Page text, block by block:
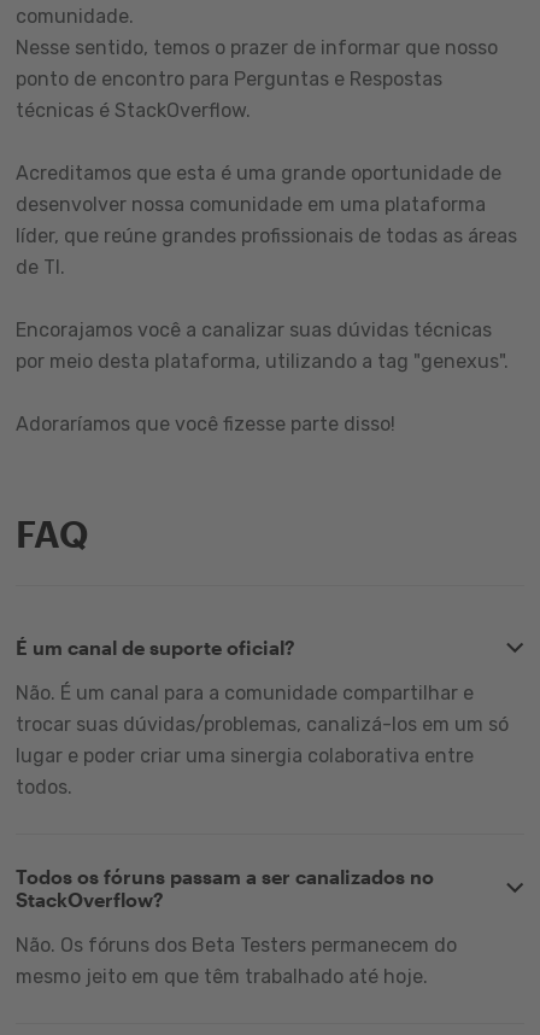
comunidade.
Nesse sentido, temos o prazer de informar que nosso
ponto de encontro para Perguntas e Respostas
técnicas é StackOverflow.
Acreditamos que esta é uma grande oportunidade de
desenvolver nossa comunidade em uma plataforma
líder, que reúne grandes profissionais de todas as áreas
de TI.
Encorajamos você a canalizar suas dúvidas técnicas
por meio desta plataforma, utilizando a tag "genexus".
Adoraríamos que você fizesse parte disso!
FAQ
É um canal de suporte oficial?
Não. É um canal para a comunidade compartilhar e
trocar suas dúvidas/problemas, canalizá-los em um só
lugar e poder criar uma sinergia colaborativa entre
todos.
Todos os fóruns passam a ser canalizados no
StackOverflow?
Não. Os fóruns dos Beta Testers permanecem do
mesmo jeito em que têm trabalhado até hoje.